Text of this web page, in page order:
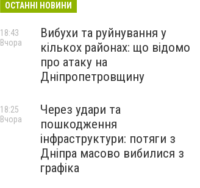
ОСТАННІ НОВИНИ
Вибухи та руйнування у
кількох районах: що відомо
про атаку на
Дніпропетровщину
18:43
Вчора
Через удари та
пошкодження
інфраструктури: потяги з
Дніпра масово вибилися з
графіка
18:25
Вчора